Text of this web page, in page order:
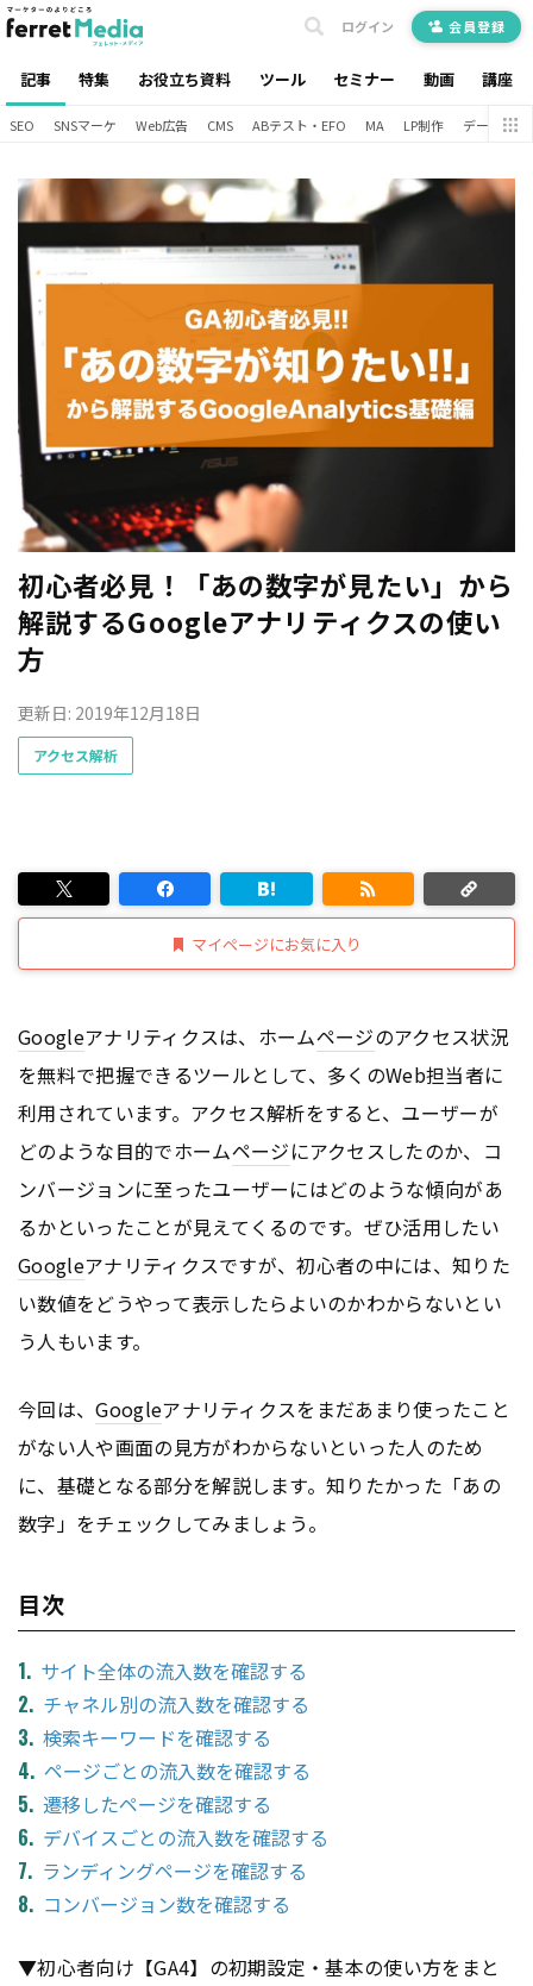
記事 特集 お役立ち資料 ツール セミナー 動画 講座
ログイン 会員登録
SEO SNSマーケ Web広告 CMS ABテスト・EFO MA LP制作 データ分析
初心者必見！「あの数字が見たい」から
解説するGoogleアナリティクスの使い
方
更新日: 2019年12月18日
アクセス解析
マイページにお気に入り
Googleアナリティクスは、ホームページのアクセス状況
を無料で把握できるツールとして、多くのWeb担当者に
利用されています。アクセス解析をすると、ユーザーが
どのような目的でホームページにアクセスしたのか、コ
ンバージョンに至ったユーザーにはどのような傾向があ
るかといったことが見えてくるのです。ぜひ活用したい
Googleアナリティクスですが、初心者の中には、知りた
い数値をどうやって表示したらよいのかわからないとい
う人もいます。
今回は、Googleアナリティクスをまだあまり使ったこと
がない人や画面の見方がわからないといった人のため
に、基礎となる部分を解説します。知りたかった「あの
数字」をチェックしてみましょう。
目次
サイト全体の流入数を確認する
チャネル別の流入数を確認する
検索キーワードを確認する
ページごとの流入数を確認する
遷移したページを確認する
デバイスごとの流入数を確認する
ランディングページを確認する
コンバージョン数を確認する
▼初心者向け【GA4】の初期設定・基本の使い方をまと